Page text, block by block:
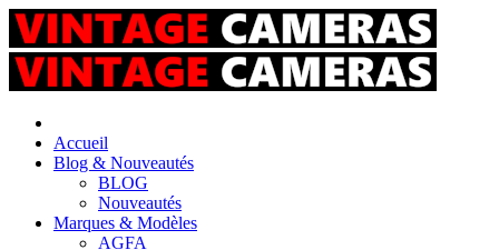
Accueil
Blog & Nouveautés
BLOG
Nouveautés
Marques & Modèles
AGFA